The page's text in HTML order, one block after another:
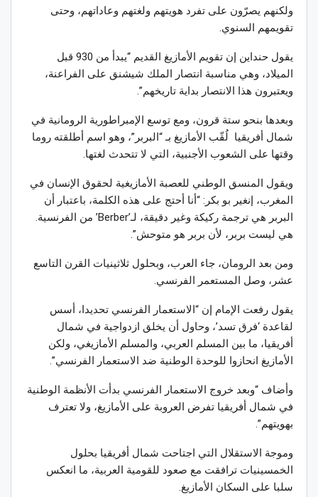
ولكنهم يصرّون على تفرد هويتهم ولغتهم وعاداتهم، وحتى
تقويمهم السنوي.
يقول حنداين إن تقويم الأمازيغ القديم “يبدأ من 930 قبل
الميلاد، وهي مناسبة انتصار الملك شيشنق على الفراعنة،
ويعتبرون هذا الانتصار بداية تاريخهم”.
وبعدها بنحو ستة قرون، ومع توسع الإمبراطورية الرومانية في
شمال أفريقيا لُقّب الأمازيغ بـ “البربر”، وهو اسم أطلقته روما
وقتها على الشعوب الأجنبية، التي لا تتحدث لغتها.
ويقول المنسق الوطني للعصبة الأمازيغية لحقوق الإنسان في
المغرب، إنغير بو بكر: “أنا أحتج على هذه الكلمة، باعتبار أن
البربر هي ترجمة ركيكة وغير دقيقة، لـ’Berber’ من الفرنسية.
هي ليست بربر، لأن بربر هو متوحش”.
ومن بعد الرومان، جاء العرب، وبحلول ثلاثينيات القرن التاسع
عشر، وصل المستعمر الفرنسي.
يقول رفعت الإمام إن “الاستعمار الفرنسي تحديدا، أسس
لقاعدة ‘فرق تسد’، وحاول أن يخلق ازدواجية في شمال
أفريقيا، ما بين المسلم العربي، والمسلم الأمازيغي، ولكن
الأمازيغ انحازوا للوحدة الوطنية ضد الاستعمار الفرنسي”.
وأضاف “وبعد خروج الاستعمار الفرنسي بدأت الأنظمة الوطنية
في شمال أفريقيا تفرض العروبة على الأمازيغ، ولا تعترف
بهويتهم”.
وموجة الاستقلال التي اجتاحت شمال أفريقيا بحلول
الخمسينيات ترافقت مع صعود للقومية العربية، ما انعكس
سلبا على السكان الأمازيغ.